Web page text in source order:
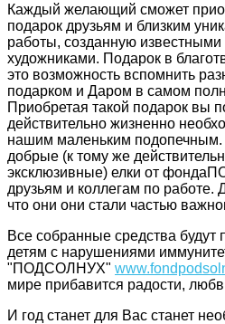
Каждый желающий сможет
подарок друзьям и близким
работы, созданную
художниками. Подарок в
это возможность вспомнить
подарком и Даром в самом
Приобретая такой подарок вы
действительно жизненно
нашим маленьким
добрые (к тому же
эксклюзивные) елки от
друзьям и коллегам по работе.
что они они стали частью
Все собранные средства
детям с нарушениями
"ПОДСОЛНУХ"
мире прибавится радости,
И год станет для Вас станет